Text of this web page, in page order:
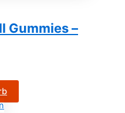
Gummies –